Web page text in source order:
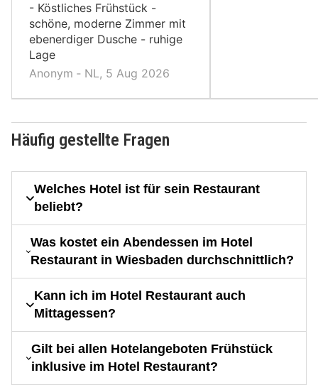
- Köstliches Frühstück -
schöne, moderne Zimmer mit
ebenerdiger Dusche - ruhige
Lage
Anonym ‐ NL, 5 Aug 2026
Häufig gestellte Fragen
Welches Hotel ist für sein Restaurant
beliebt?
Was kostet ein Abendessen im Hotel
Restaurant in Wiesbaden durchschnittlich?
Kann ich im Hotel Restaurant auch
Mittagessen?
Gilt bei allen Hotelangeboten Frühstück
inklusive im Hotel Restaurant?